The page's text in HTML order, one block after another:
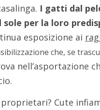
I gatti dal
per la loro
esposizione ai
che, se
nell’asportazione
Cute